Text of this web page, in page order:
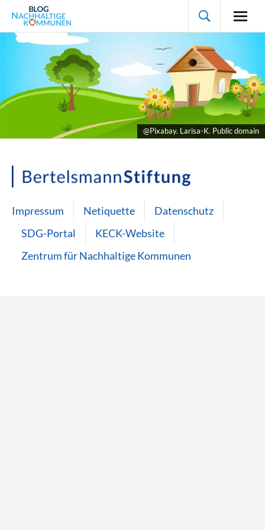

@Pixabay. Larisa-K. Public domain
Impressum Netiquette
Datenschutz
SDG-Portal
KECK-Website
Zentrum für Nachhaltige Kommunen